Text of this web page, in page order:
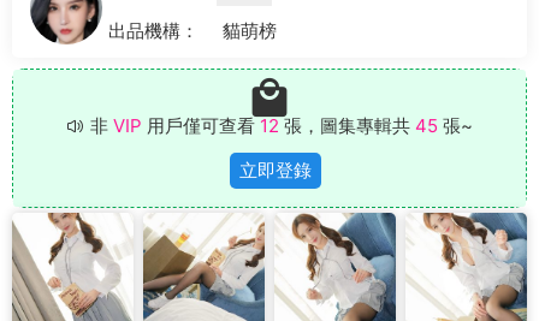
出品機構：
貓萌榜
非 VIP 用戶僅可查看 12 張，圖集專輯共 45 張~
立即登錄